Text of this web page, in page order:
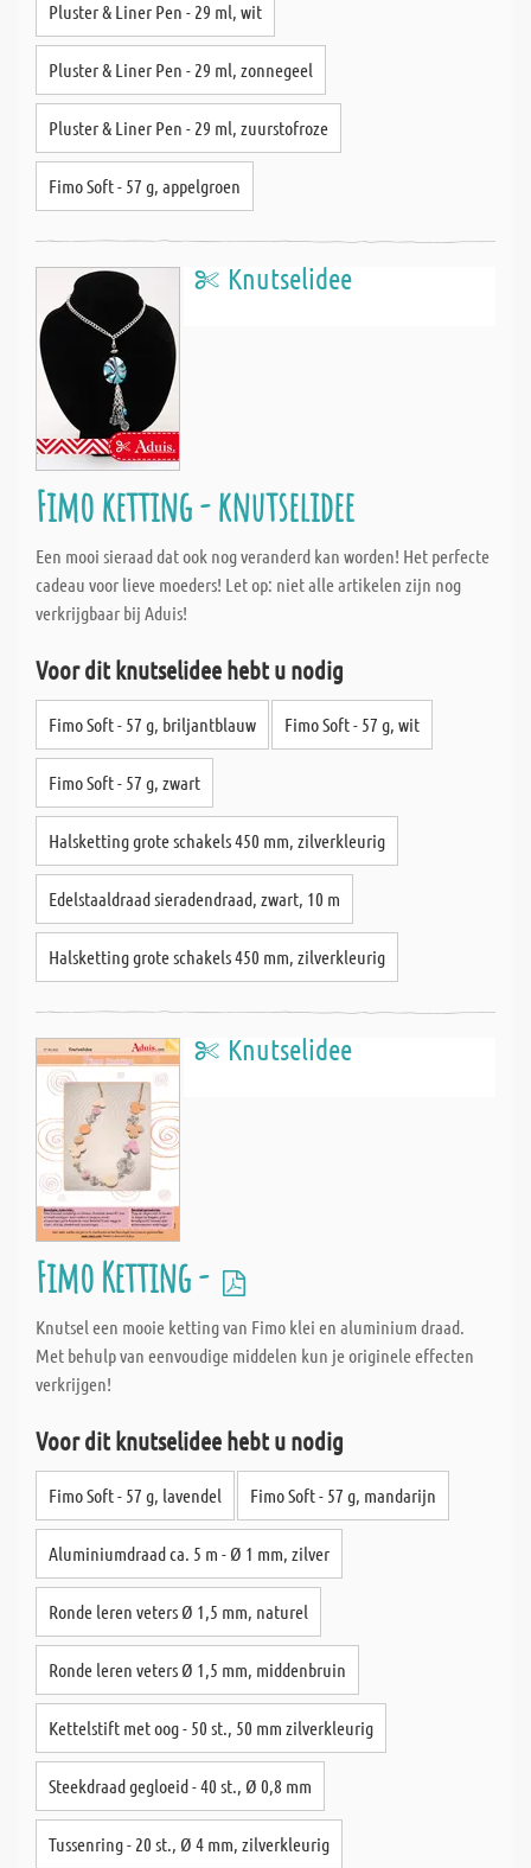
Pluster & Liner Pen - 29 ml, wit
Pluster & Liner Pen - 29 ml, zonnegeel
Pluster & Liner Pen - 29 ml, zuurstofroze
Fimo Soft - 57 g, appelgroen
Knutselidee
Fimo ketting - knutselidee
Een mooi sieraad dat ook nog veranderd kan worden! Het perfecte
cadeau voor lieve moeders! Let op: niet alle artikelen zijn nog
verkrijgbaar bij Aduis!
Voor dit knutselidee hebt u nodig
Fimo Soft - 57 g, briljantblauw Fimo Soft - 57 g, wit
Fimo Soft - 57 g, zwart
Halsketting grote schakels 450 mm, zilverkleurig
Edelstaaldraad sieradendraad, zwart, 10 m
Halsketting grote schakels 450 mm, zilverkleurig
Knutselidee
Fimo Ketting -
Knutsel een mooie ketting van Fimo klei en aluminium draad.
Met behulp van eenvoudige middelen kun je originele effecten
verkrijgen!
Voor dit knutselidee hebt u nodig
Fimo Soft - 57 g, lavendel Fimo Soft - 57 g, mandarijn
Aluminiumdraad ca. 5 m - Ø 1 mm, zilver
Ronde leren veters Ø 1,5 mm, naturel
Ronde leren veters Ø 1,5 mm, middenbruin
Kettelstift met oog - 50 st., 50 mm zilverkleurig
Steekdraad gegloeid - 40 st., Ø 0,8 mm
Tussenring - 20 st., Ø 4 mm, zilverkleurig